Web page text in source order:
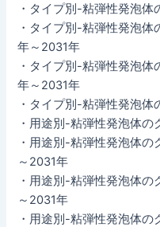
・タイプ別-粘弾性発泡体
・タイプ別-粘弾性発泡
年～2031年
・タイプ別-粘弾性発泡
年～2031年
・タイプ別-粘弾性発泡体
・用途別-粘弾性発泡体の
・用途別-粘弾性発泡体
～2031年
・用途別-粘弾性発泡体
～2031年
・用途別-粘弾性発泡体の